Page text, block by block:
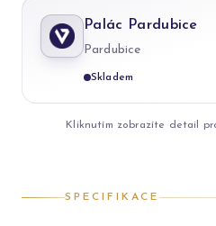
Palác Pardubice
Pardubice
Skladem
Kliknutím zobrazíte detail
SPECIFIKACE